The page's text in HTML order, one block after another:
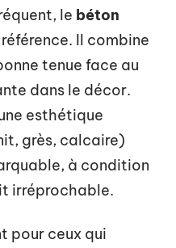
le béton
Il combine
tenue face au
dans le décor.
esthétique
grès, calcaire)
à condition
irréprochable.
pour ceux qui